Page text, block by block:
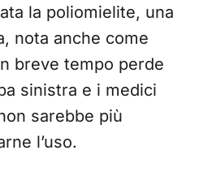
la poliomielite, una
nota anche come
breve tempo perde
sinistra e i medici
sarebbe più
l’uso.